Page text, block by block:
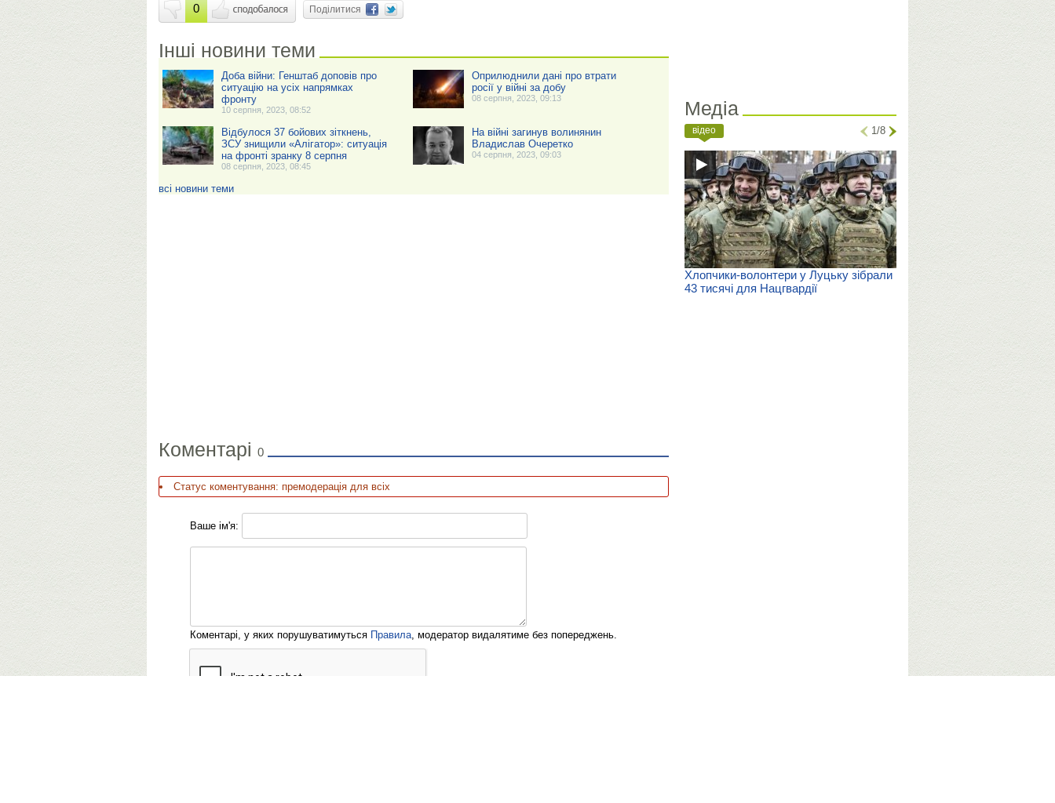
0 Поділитися
Інші новини теми
Доба війни: Генштаб доповів про
ситуацію на усіх напрямках
фронту
10 серпня, 2023, 08:52
Оприлюднили дані про втрати
росії у війні за добу
08 серпня, 2023, 09:13
Відбулося 37 бойових зіткнень,
ЗСУ знищили «Алігатор»: ситуація
на фронті зранку 8 серпня
08 серпня, 2023, 08:45
На війні загинув волинянин
Владислав Очеретко
04 серпня, 2023, 09:03
всі новини теми
Коментарі 0
Статус коментування: премодерація для всіх
Ваше ім'я:
Коментарі, у яких порушуватимуться Правила , модератор видалятиме без попереджень.
Медіа
відео 1/8
Хлопчики-волонтери у Луцьку зібрали
43 тисячі для Нацгвардії